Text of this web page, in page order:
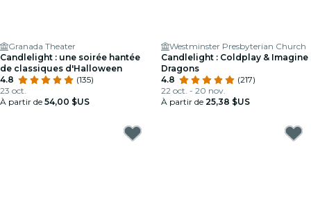
Granada Theater
Candlelight : une soirée hantée
de classiques d'Halloween
4.8
(135)
23 oct.
À partir de 54,00 $US
Westminster Presbyterian Church
Candlelight : Coldplay & Imagine
Dragons
4.8
(217)
22 oct. - 20 nov.
À partir de 25,38 $US